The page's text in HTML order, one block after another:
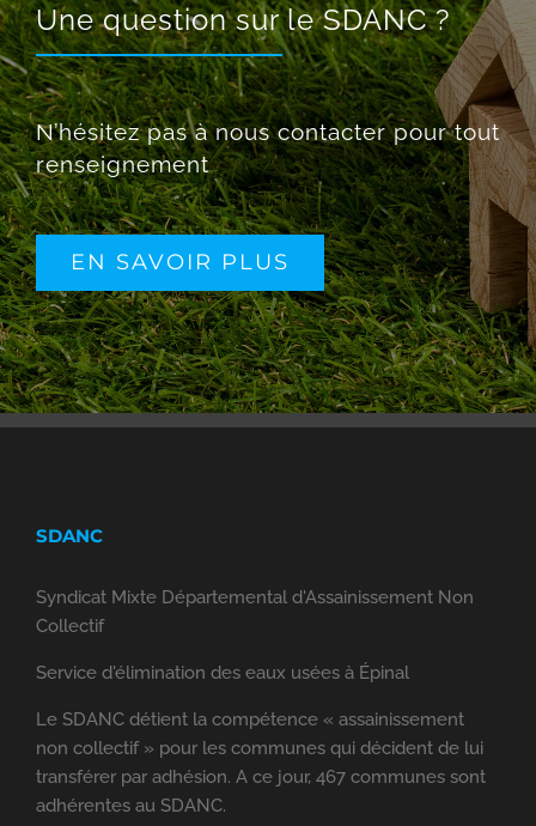
Une question sur le SDANC ?
N’hésitez pas à nous contacter pour tout
renseignement
EN SAVOIR PLUS
SDANC
Syndicat Mixte Départemental d'Assainissement Non
Collectif
Service d'élimination des eaux usées à Épinal
Le SDANC détient la compétence « assainissement
non collectif » pour les communes qui décident de lui
transférer par adhésion. A ce jour, 467 communes sont
adhérentes au SDANC.